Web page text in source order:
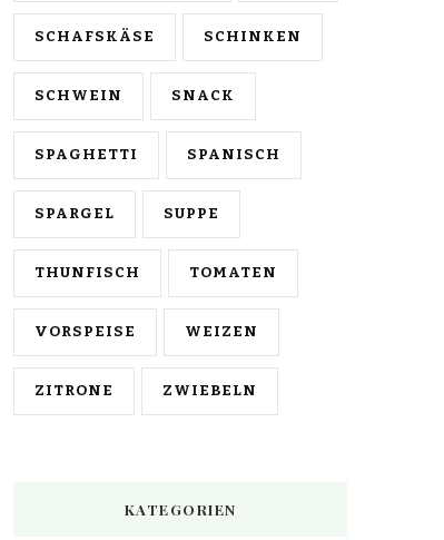
SCHAFSKÄSE SCHINKEN
SCHWEIN SNACK
SPAGHETTI SPANISCH
SPARGEL SUPPE
THUNFISCH TOMATEN
VORSPEISE WEIZEN
ZITRONE ZWIEBELN
KATEGORIEN